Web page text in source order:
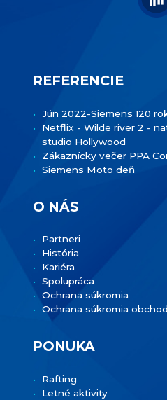
REFERENCIE
Jún 2022-Siemens 120
Netflix - Wilde river 2 -
studio Hollywood
Zákaznícky večer PPA
Siemens Moto deň
O NÁS
Partneri
História
Kariéra
Spolupráca
Ochrana súkromia
Ochrana súkromia
PONUKA
Rafting
Letné aktivity